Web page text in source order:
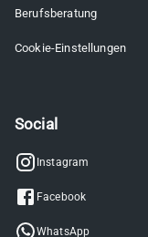
Berufsberatung
Cookie-Einstellungen
Social
Instagram
Facebook
WhatsApp